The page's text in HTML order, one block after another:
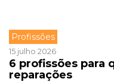
Profissões
15 julho 2026
6 profissões para
reparações